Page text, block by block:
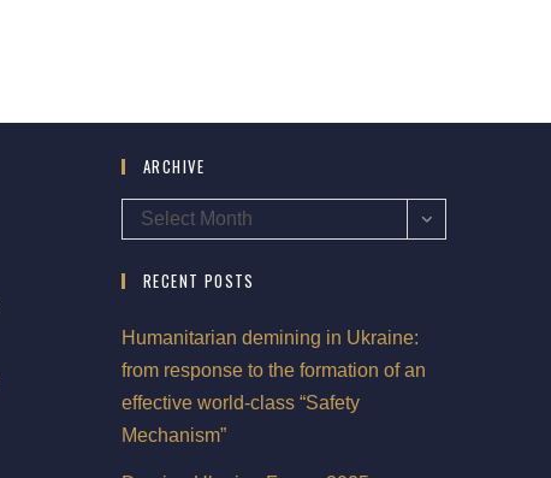
ARCHIVE
Select Month
RECENT POSTS
Humanitarian demining in Ukraine:
from response to the formation of an
effective world-class “Safety
Mechanism”